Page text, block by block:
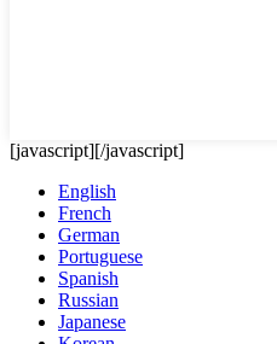
[javascript][/javascript]
English
French
German
Portuguese
Spanish
Russian
Japanese